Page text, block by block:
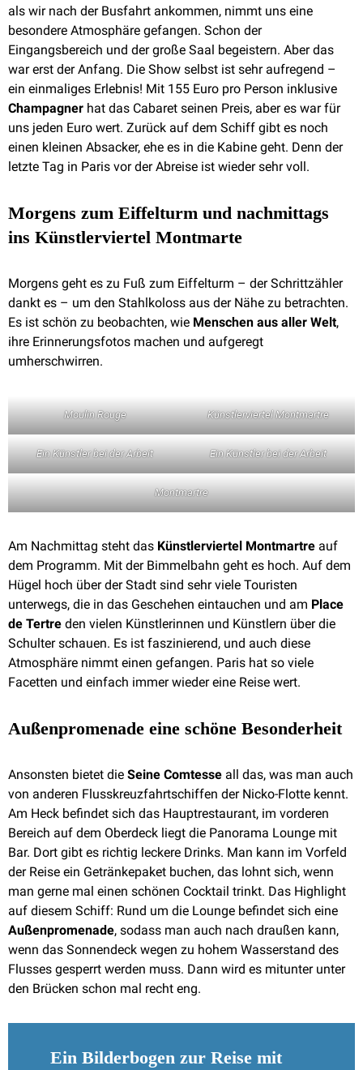
als wir nach der Busfahrt ankommen, nimmt uns eine
besondere Atmosphäre gefangen. Schon der
Eingangsbereich und der große Saal begeistern. Aber das
war erst der Anfang. Die Show selbst ist sehr aufregend –
ein einmaliges Erlebnis! Mit 155 Euro pro Person inklusive
Champagner hat das Cabaret seinen Preis, aber es war für
uns jeden Euro wert. Zurück auf dem Schiff gibt es noch
einen kleinen Absacker, ehe es in die Kabine geht. Denn der
letzte Tag in Paris vor der Abreise ist wieder sehr voll.
Morgens zum Eiffelturm und nachmittags
ins Künstlerviertel Montmarte
Morgens geht es zu Fuß zum Eiffelturm – der Schrittzähler
dankt es – um den Stahlkoloss aus der Nähe zu betrachten.
Es ist schön zu beobachten, wie Menschen aus aller Welt,
ihre Erinnerungsfotos machen und aufgeregt
umherschwirren.
Moulin Rouge Künstlerviertel Montmartre
Ein Künstler bei der Arbeit Ein Künstler bei der Arbeit
Montmartre
Am Nachmittag steht das Künstlerviertel Montmartre auf
dem Programm. Mit der Bimmelbahn geht es hoch. Auf dem
Hügel hoch über der Stadt sind sehr viele Touristen
unterwegs, die in das Geschehen eintauchen und am Place
de Tertre den vielen Künstlerinnen und Künstlern über die
Schulter schauen. Es ist faszinierend, und auch diese
Atmosphäre nimmt einen gefangen. Paris hat so viele
Facetten und einfach immer wieder eine Reise wert.
Außenpromenade eine schöne Besonderheit
Ansonsten bietet die Seine Comtesse all das, was man auch
von anderen Flusskreuzfahrtschiffen der Nicko-Flotte kennt.
Am Heck befindet sich das Hauptrestaurant, im vorderen
Bereich auf dem Oberdeck liegt die Panorama Lounge mit
Bar. Dort gibt es richtig leckere Drinks. Man kann im Vorfeld
der Reise ein Getränkepaket buchen, das lohnt sich, wenn
man gerne mal einen schönen Cocktail trinkt. Das Highlight
auf diesem Schiff: Rund um die Lounge befindet sich eine
Außenpromenade, sodass man auch nach draußen kann,
wenn das Sonnendeck wegen zu hohem Wasserstand des
Flusses gesperrt werden muss. Dann wird es mitunter unter
den Brücken schon mal recht eng.
Ein Bilderbogen zur Reise mit